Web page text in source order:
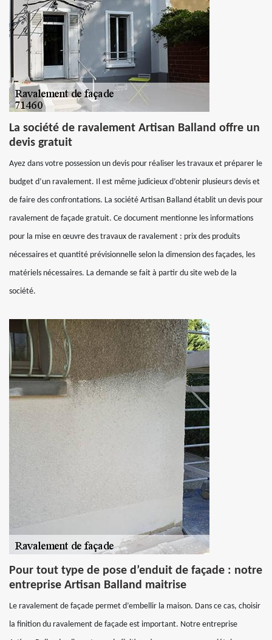
La société de ravalement Artisan Balland offre un
devis gratuit
Ayez dans votre possession un devis pour réaliser les travaux et préparer le
budget d’un ravalement. Il est même judicieux d’obtenir plusieurs devis et
de faire des confrontations. La société Artisan Balland établit un devis pour
ravalement de façade gratuit. Ce document mentionne les informations
pour la mise en œuvre des travaux de ravalement : prix des produits
nécessaires et quantité prévisionnelle selon la dimension des façades, les
matériels nécessaires. La demande se fait à partir du site web de la
société.
Pour tout type de pose d’enduit de façade : notre
entreprise Artisan Balland maitrise
Le ravalement de façade permet d’embellir la maison. Dans ce cas, choisir
la finition du ravalement de façade est important. Notre entreprise